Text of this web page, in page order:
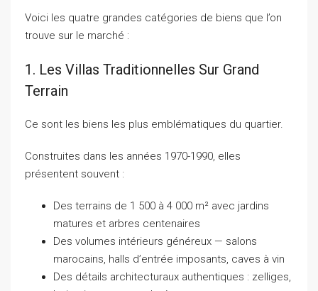
Voici les quatre grandes catégories de biens que l’on
trouve sur le marché :
1. Les Villas Traditionnelles Sur Grand
Terrain
Ce sont les biens les plus emblématiques du quartier.
Construites dans les années 1970-1990, elles
présentent souvent :
Des terrains de 1 500 à 4 000 m² avec jardins
matures et arbres centenaires
Des volumes intérieurs généreux — salons
marocains, halls d’entrée imposants, caves à vin
Des détails architecturaux authentiques : zelliges,